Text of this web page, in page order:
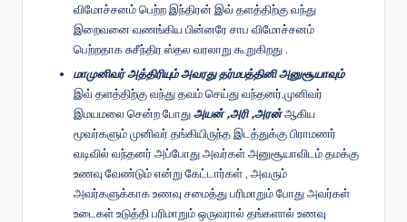
விமோச்சனம் பெற்ற இந்திரன் இவ் தளத்திற்கு வந்து
இறைவனை வணங்கிய பின்னரே சாப விமோச்சனம்
பெற்றதாக சுசீந்திர ஸ்தல வரலாறு கூறுகிறது .
மாமுனிவர் அத்திரியும் அவரது தர்மபத்தினி அனுசூயாவும்
இவ் தளத்திற்கு வந்து தவம் செய்து வந்தனர்,முனிவர்
இமயமலை சென்ற போதுஅயன் ,அரி ,அரன்ஆகிய
மூவர்களும் முனிவர் தங்கியிருந்த இடத்துக்கு பிராமணர்
வடிவில் வந்தனர் அப்போது அவர்கள் அனுசூயாவிடம் தமக்கு
உணவு வேண்டும் என்று கேட்டார்கள் , அவரும்
அவர்களுக்காக உணவு சமைத்து பரிமாறும் போது அவர்கள்
உடைகள் உடுத்தி பரிமாறும் ஒருவரால் தங்களால் உணவு